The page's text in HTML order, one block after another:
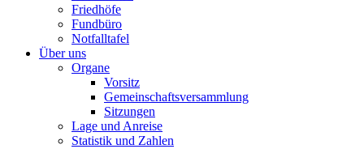
Friedhöfe
Fundbüro
Notfalltafel
Über uns
Organe
Vorsitz
Gemeinschaftsversammlung
Sitzungen
Lage und Anreise
Statistik und Zahlen